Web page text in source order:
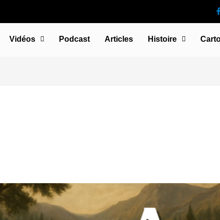
Vidéos Podcast Articles Histoire